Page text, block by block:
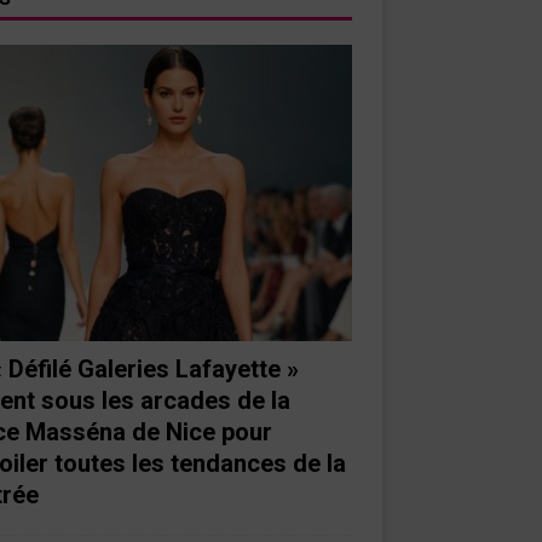
Défilé Galeries Lafayette »
sous les arcades de la
Masséna de Nice pour
toutes les tendances de la